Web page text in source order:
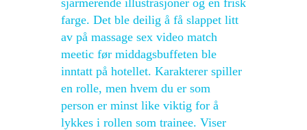
sjarmerende illustrasjoner og en frisk
farge. Det ble deilig å få slappet litt
av på massage sex video match
meetic før middagsbuffeten ble
inntatt på hotellet. Karakterer spiller
en rolle, men hvem du er som
person er minst like viktig for å
lykkes i rollen som trainee. Viser